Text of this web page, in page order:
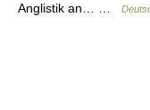
Anglistik an… …